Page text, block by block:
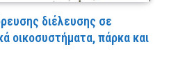
διέλευσης σε
οικοσυστήματα, πάρκα και